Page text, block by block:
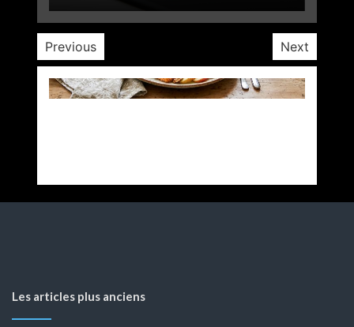
Previous Next
Les articles plus anciens